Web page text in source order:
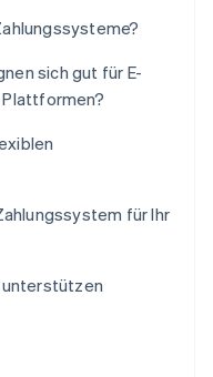
sich gut für E-
Plattformen?
für Ihr
unterstützen